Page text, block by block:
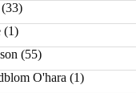
(33)
(1)
(55)
O'hara (1)